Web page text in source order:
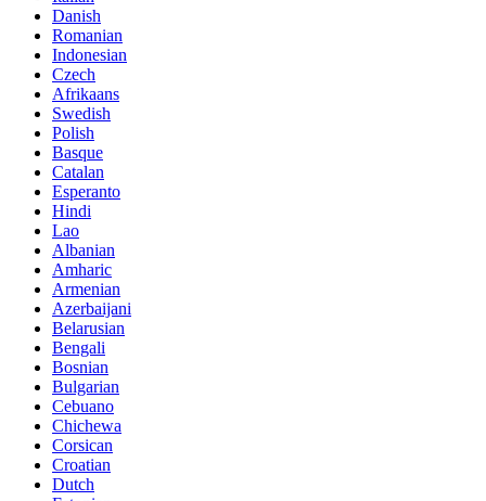
Danish
Romanian
Indonesian
Czech
Afrikaans
Swedish
Polish
Basque
Catalan
Esperanto
Hindi
Lao
Albanian
Amharic
Armenian
Azerbaijani
Belarusian
Bengali
Bosnian
Bulgarian
Cebuano
Chichewa
Corsican
Croatian
Dutch